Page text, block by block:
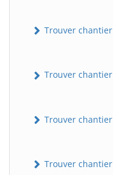
Trouver
Trouver
Trouver
Trouver